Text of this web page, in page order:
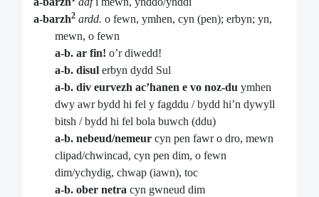
a-barzh2 ardd. o fewn, ymhen, cyn (pen); erbyn; yn,
mewn, o fewn
a-b. ar fin! o’r diwedd!
a-b. disul erbyn dydd Sul
a-b. div eurvezh ac’hanen e vo noz-du ymhen
dwy awr bydd hi fel y fagddu / bydd hi’n dywyll
bitsh / bydd hi fel bola buwch (ddu)
a-b. nebeud/nemeur cyn pen fawr o dro, mewn
clipad/chwincad, cyn pen dim, o fewn
dim/ychydig, chwap (iawn), toc
a-b. ober netra cyn gwneud dim